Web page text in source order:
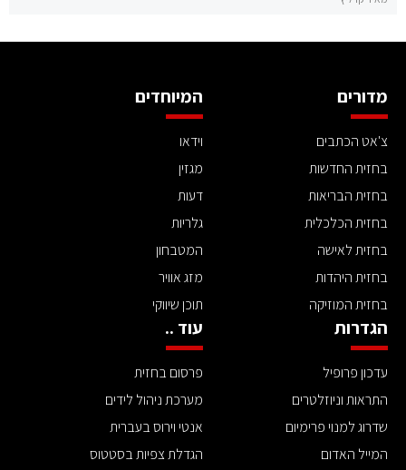
מדורים
צ'אט הכתבים
בחזית החדשות
בחזית הבריאות
בחזית הכלכלית
בחזית לאישה
בחזית היהדות
בחזית המוזיקה
המיוחדים
וידאו
מגזין
דעות
גלריות
המטבחון
מזג אוויר
תוכן שיווקי
הגדרות
עדכון פרופיל
התראות וניוזלטרים
שדרוג למנוי פרימיום
המייל האדום
עוד ..
פרסום בחזית
מערכת ניהול לידים
אנטי וירוס בעברית
הגדלת צפיות בסטטוס